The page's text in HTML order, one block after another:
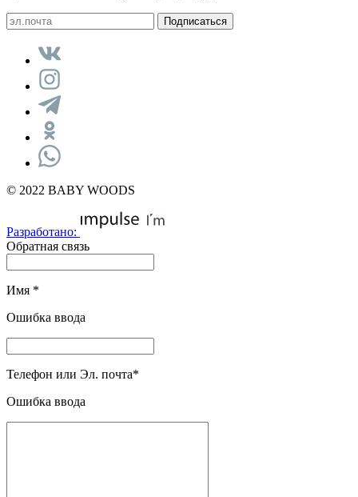
© 2022 BABY WOODS
Разработано:
Обратная связь
Имя *
Ошибка ввода
Телефон или Эл. почта*
Ошибка ввода